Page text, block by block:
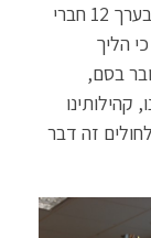
שעישנתי, אני שייכת לקבוצה די אמיצה של בערך 12 חברי
הליך
בסם,
קהילותינו
זה דבר